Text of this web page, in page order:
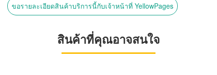
ขอรายละเอียดสินค้าบริการนี้กับเจ้าหน้าที่ YellowPages
สินค้าที่คุณอาจสนใจ